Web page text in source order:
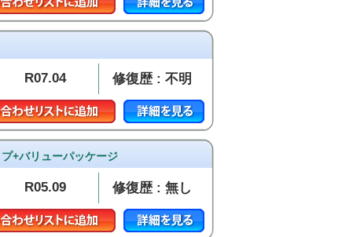
R07.04 修復歴 : 不明
+バリューパッケージ
R05.09 修復歴 : 無し